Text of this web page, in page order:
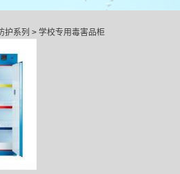
护系列 > 学校专用毒害品柜